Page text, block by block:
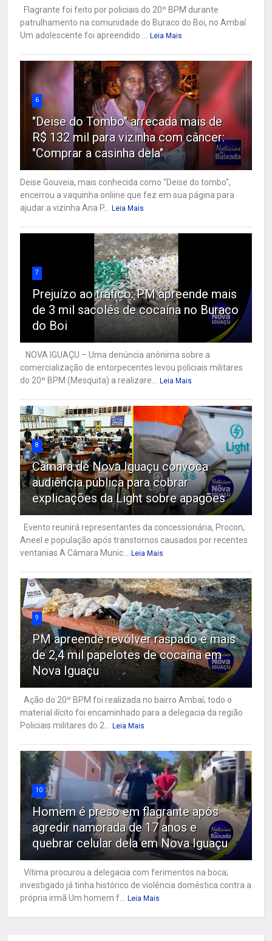
Flagrante foi feito por policiais do 20º BPM durante
patrulhamento na comunidade do Buraco do Boi, no Ambaí
Um adolescente foi apreendido ... Leia Mais
6
"Deise do Tombo" arrecada mais de
R$ 132 mil para vizinha com câncer:
"Comprar a casinha dela"
Deise Gouveia, mais conhecida como "Deise do tombo",
encerrou a vaquinha onliine que fez em sua página para
ajudar a vizinha Ana P... Leia Mais
7
Prejuízo ao tráfico: PM apreende mais
de 3 mil sacolés de cocaína no Buraco
do Boi
NOVA IGUAÇU – Uma denúncia anônima sobre a
comercialização de entorpecentes levou policiais militares
do 20º BPM (Mesquita) a realizare... Leia Mais
8
Câmara de Nova Iguaçu convoca
audiência pública para cobrar
explicações da Light sobre apagões
Evento reunirá representantes da concessionária, Procon,
Aneel e população após transtornos causados por recentes
ventanias A Câmara Munic... Leia Mais
9
PM apreende revólver raspado e mais
de 2,4 mil papelotes de cocaína em
Nova Iguaçu
Ação do 20º BPM foi realizada no bairro Ambaí; todo o
material ilícito foi encaminhado para a delegacia da região
Policiais militares do 2... Leia Mais
10
Homem é preso em flagrante após
agredir namorada de 17 anos e
quebrar celular dela em Nova Iguaçu
Vítima procurou a delegacia com ferimentos na boca;
investigado já tinha histórico de violência doméstica contra a
própria irmã Um homem f... Leia Mais